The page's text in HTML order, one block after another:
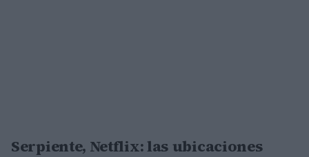
Serpiente, Netflix: las ubicaciones